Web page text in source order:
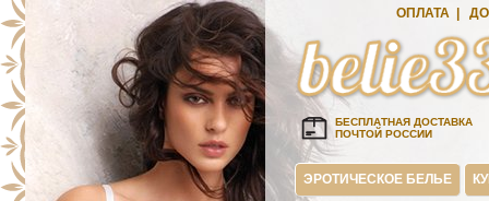
ОПЛАТА
БЕСПЛАТНАЯ ДОСТАВКА
ПОЧТОЙ РОССИИ
ЭРОТИЧЕСКОЕ БЕЛЬЕ